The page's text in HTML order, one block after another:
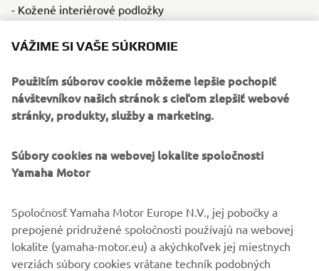
- Kožené interiérové podložky
- Leštený pochrómovaný rám rýchlomera
cm3 a 400 cm3
VÁŽIME SI VAŠE SÚKROMIE
Použitím súborov cookie môžeme lepšie pochopiť
návštevníkov našich stránok s cieľom zlepšiť webové
stránky, produkty, služby a marketing.
Súbory cookies na webovej lokalite spoločnosti
Yamaha Motor
Spoločnosť Yamaha Motor Europe N.V., jej pobočky a
prepojené pridružené spoločnosti používajú na webovej
lokalite (yamaha-motor.eu) a akýchkoľvek jej miestnych
verziách súbory cookies vrátane techník podobných